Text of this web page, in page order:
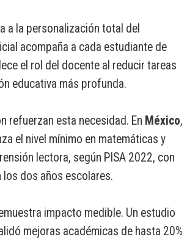
a la personalización total del
acompaña a cada estudiante de
el rol del docente al reducir tareas
educativa más profunda.
refuerzan esta necesidad. En México,
el nivel mínimo en matemáticas y
lectora, según PISA 2022, con
los dos años escolares.
impacto medible. Un estudio
mejoras académicas de hasta 20%